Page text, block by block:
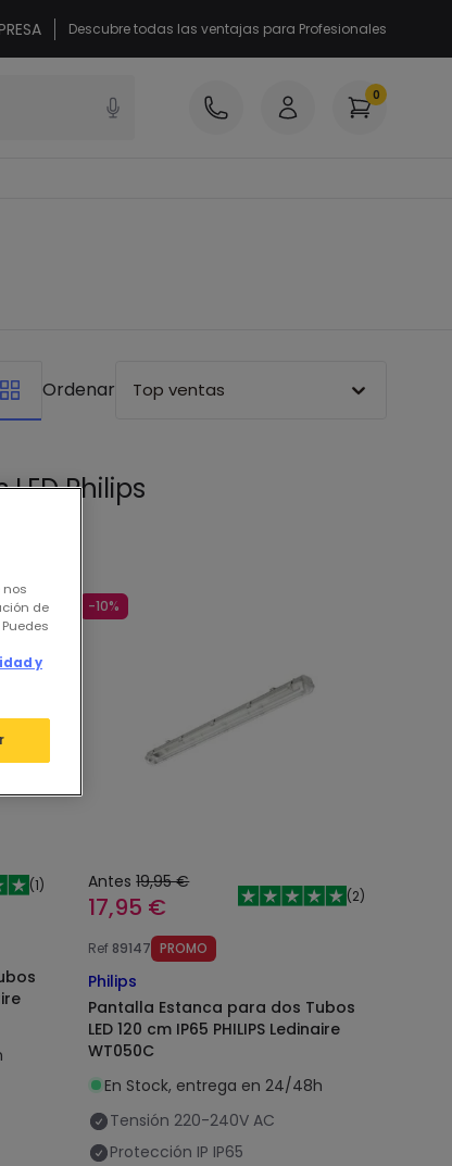
Descubre todas las ventajas para Profesionales
0
Ordenar Top ventas
Philips
(1)
-10%
Antes 19,95 €
17,95 € (2)
Ref 89147 PROMO
Philips
Pantalla Estanca para dos Tubos
LED 120 cm IP65 PHILIPS Ledinaire
WT050C
En Stock, entrega en 24/48h
Tensión 220-240V AC
Protección IP IP65
de
y